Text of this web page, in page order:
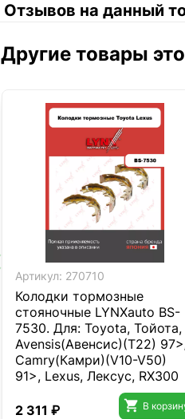
Отзывов на данный
Другие товары
Артикул: 270710
Колодки тормозные
стояночные LYNXauto BS-
7530. Для: Toyota, Тойота,
Avensis(Авенсис)(T22)
Camry(Камри)(V10-V50)
91>, Lexus, Лексус, RX300
98-03. Ширина, мм 40,2.
Диаметр, мм 168,6.
2 311 ₽  В